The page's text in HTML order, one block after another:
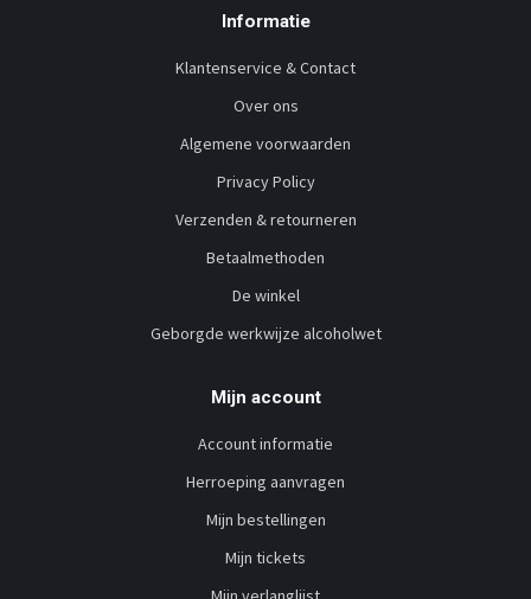
Informatie
Klantenservice & Contact
Over ons
Algemene voorwaarden
Privacy Policy
Verzenden & retourneren
Betaalmethoden
De winkel
Geborgde werkwijze alcoholwet
Mijn account
Account informatie
Herroeping aanvragen
Mijn bestellingen
Mijn tickets